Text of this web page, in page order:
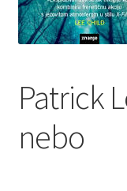
Patrick
nebo